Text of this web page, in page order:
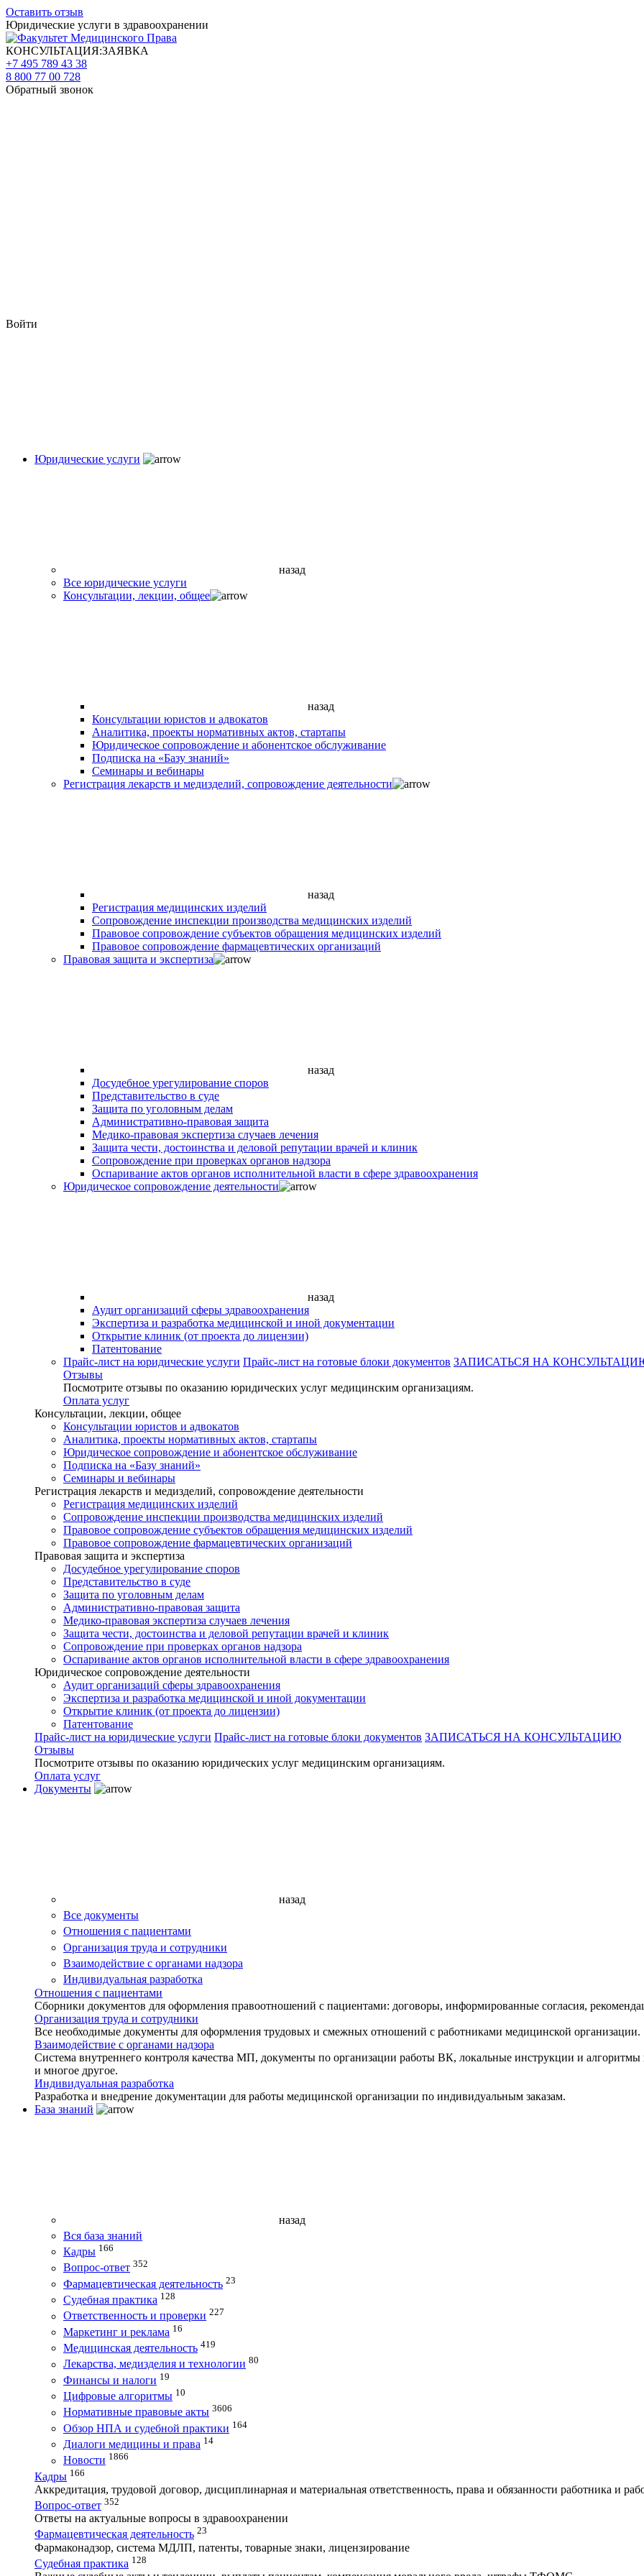
Оставить отзыв
Юридические услуги в здравоохранении
КОНСУЛЬТАЦИЯ:ЗАЯВКА
+7 495 789 43 38
8 800 77 00 728
Обратный звонок
Войти
Юридические услуги
назад
Все юридические услуги
Консультации, лекции, общее
назад
Консультации юристов и адвокатов
Аналитика, проекты нормативных актов, стартапы
Юридическое сопровождение и абонентское обслуживание
Подписка на «Базу знаний»
Семинары и вебинары
Регистрация лекарств и медизделий, сопровождение деятельности
назад
Регистрация медицинских изделий
Сопровождение инспекции производства медицинских изделий
Правовое сопровождение субъектов обращения медицинских изделий
Правовое сопровождение фармацевтических организаций
Правовая защита и экспертиза
назад
Досудебное урегулирование споров
Представительство в суде
Защита по уголовным делам
Административно-правовая защита
Медико-правовая экспертиза случаев лечения
Защита чести, достоинства и деловой репутации врачей и клиник
Сопровождение при проверках органов надзора
Оспаривание актов органов исполнительной власти в сфере здравоохранения
Юридическое сопровождение деятельности
назад
Аудит организаций сферы здравоохранения
Экспертиза и разработка медицинской и иной документации
Открытие клиник (от проекта до лицензии)
Патентование
Прайс-лист на юридические услуги Прайс-лист на готовые блоки документов ЗАПИСАТЬСЯ НА
Отзывы
Посмотрите отзывы по оказанию юридических услуг медицинским организациям.
Оплата услуг
Консультации, лекции, общее
Консультации юристов и адвокатов
Аналитика, проекты нормативных актов, стартапы
Юридическое сопровождение и абонентское обслуживание
Подписка на «Базу знаний»
Семинары и вебинары
Регистрация лекарств и медизделий, сопровождение деятельности
Регистрация медицинских изделий
Сопровождение инспекции производства медицинских изделий
Правовое сопровождение субъектов обращения медицинских изделий
Правовое сопровождение фармацевтических организаций
Правовая защита и экспертиза
Досудебное урегулирование споров
Представительство в суде
Защита по уголовным делам
Административно-правовая защита
Медико-правовая экспертиза случаев лечения
Защита чести, достоинства и деловой репутации врачей и клиник
Сопровождение при проверках органов надзора
Оспаривание актов органов исполнительной власти в сфере здравоохранения
Юридическое сопровождение деятельности
Аудит организаций сферы здравоохранения
Экспертиза и разработка медицинской и иной документации
Открытие клиник (от проекта до лицензии)
Патентование
Прайс-лист на юридические услуги Прайс-лист на готовые блоки документов ЗАПИСАТЬСЯ НА КОНСУЛЬТАЦИЮ
Отзывы
Посмотрите отзывы по оказанию юридических услуг медицинским организациям.
Оплата услуг
Документы
назад
Все документы
Отношения с пациентами
Организация труда и сотрудники
Взаимодействие с органами надзора
Индивидуальная разработка
Отношения с пациентами
Сборники документов для оформления правоотношений с пациентами: договоры, информированные согласия,
Организация труда и сотрудники
Все необходимые документы для оформления трудовых и смежных отношений с работниками медицинской организации.
Взаимодействие с органами надзора
Система внутреннего контроля качества МП, документы по организации работы ВК, локальные инструкции и
и многое другое.
Индивидуальная разработка
Разработка и внедрение документации для работы медицинской организации по индивидуальным заказам.
База знаний
назад
Вся база знаний
Кадры 166
Вопрос-ответ 352
Фармацевтическая деятельность 23
Судебная практика 128
Ответственность и проверки 227
Маркетинг и реклама 16
Медицинская деятельность 419
Лекарства, медизделия и технологии 80
Финансы и налоги 19
Цифровые алгоритмы 10
Нормативные правовые акты 3606
Обзор НПА и судебной практики 164
Диалоги медицины и права 14
Новости 1866
Кадры 166
Аккредитация, трудовой договор, дисциплинарная и материальная ответственность, права и обязанности работника и
Вопрос-ответ 352
Ответы на актуальные вопросы в здравоохранении
Фармацевтическая деятельность 23
Фармаконадзор, система МДЛП, патенты, товарные знаки, лицензирование
Судебная практика 128